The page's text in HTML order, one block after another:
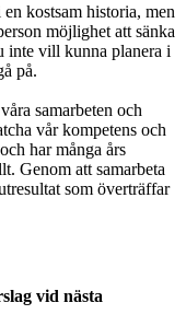
kostsam historia, men
möjlighet att sänka
inte vill kunna planera i
på.
samarbeten och
vår kompetens och
har många års
Genom att samarbeta
som överträffar
vid nästa